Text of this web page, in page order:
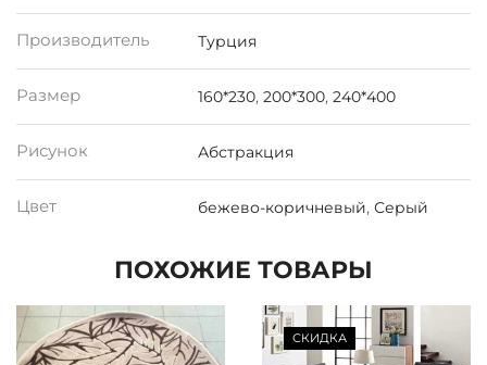
Производитель Турция
Размер 160*230, 200*300, 240*400
Рисунок Абстракция
Цвет бежево-коричневый, Серый
ПОХОЖИЕ ТОВАРЫ
СКИДКА